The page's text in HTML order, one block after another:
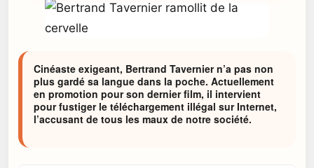
Cinéaste exigeant, Bertrand Tavernier n’a pas non
plus gardé sa langue dans la poche. Actuellement
en promotion pour son dernier film, il intervient
pour fustiger le téléchargement illégal sur Internet,
l’accusant de tous les maux de notre société.